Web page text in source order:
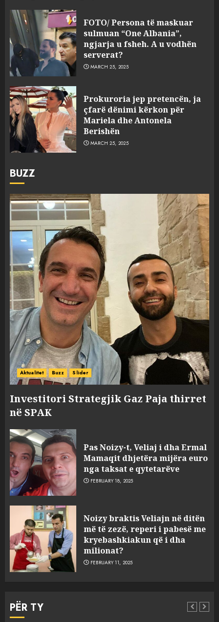
FOTO/ Persona të maskuar
sulmuan “One Albania”,
ngjarja u fsheh. A u vodhën
serverat?
MARCH 25, 2025
Prokuroria jep pretencën, ja
çfarë dënimi kërkon për
Mariela dhe Antonela
Berishën
MARCH 25, 2025
BUZZ
Aktualitet Buzz Slider
Investitori Strategjik Gaz Paja thirret
në SPAK
Pas Noizy-t, Veliaj i dha Ermal
Mamaqit dhjetëra mijëra euro
nga taksat e qytetarëve
FEBRUARY 18, 2025
Noizy braktis Veliajn në ditën
më të zezë, reperi i pabesë me
kryebashkiakun që i dha
milionat?
FEBRUARY 11, 2025
PËR TY
3
sulmuan “One Albania”,
ngjarja u fsheh. A u vodhën
serverat?
MARCH 25, 2025